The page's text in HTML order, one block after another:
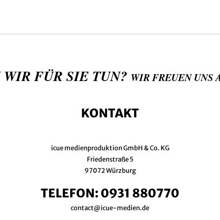
WIR FÜR SIE TUN? WIR FREUEN UNS
KONTAKT
icue medienproduktion GmbH & Co. KG
Friedenstraße 5
97072 Würzburg
TELEFON:0931 880770
contact@icue-medien.de